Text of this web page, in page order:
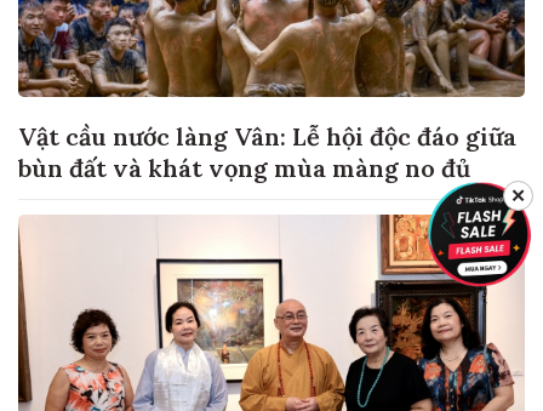
Vật cầu nước làng Vân: Lễ hội độc đáo giữa
bùn đất và khát vọng mùa màng no đủ
✕